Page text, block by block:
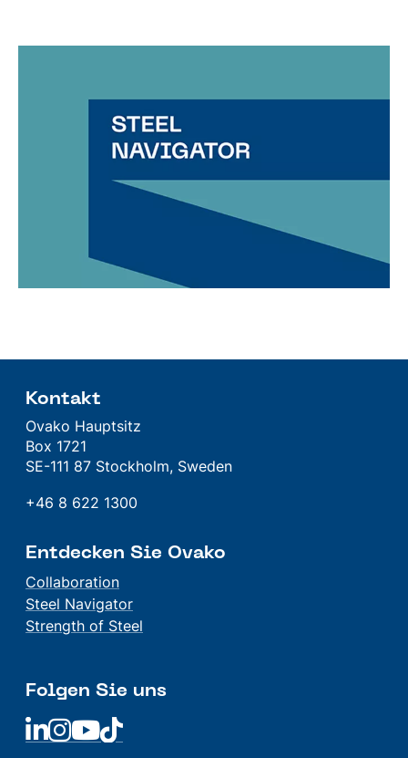
Kontakt
Ovako Hauptsitz
Box 1721
SE-111 87 Stockholm, Sweden
+46 8 622 1300
Entdecken Sie Ovako
Collaboration
Steel Navigator
Strength of Steel
Folgen Sie uns
Linkedin
Linkedin
LinkedinLinkedin